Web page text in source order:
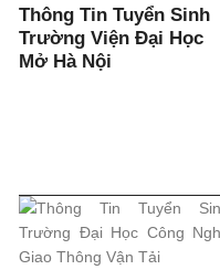
Thông Tin Tuyển Sinh
Trường Viện Đại Học
Mở Hà Nội